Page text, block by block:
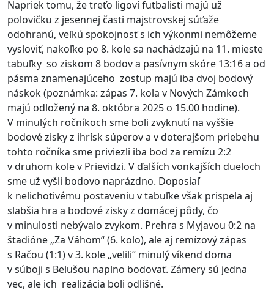
Napriek tomu, že treťo ligoví futbalisti majú už
polovičku z jesennej časti majstrovskej súťaže
odohranú, veľkú spokojnosť s ich výkonmi nemôžeme
vysloviť, nakoľko po 8. kole sa nachádzajú na 11. mieste
tabuľky so ziskom 8 bodov a pasívnym skóre 13:16 a od
pásma znamenajúceho zostup majú iba dvoj bodový
náskok (poznámka: zápas 7. kola v Nových Zámkoch
majú odložený na 8. októbra 2025 o 15.00 hodine).
V minulých ročníkoch sme boli zvyknutí na vyššie
bodové zisky z ihrísk súperov a v doterajšom priebehu
tohto ročníka sme priviezli iba bod za remízu 2:2
v druhom kole v Prievidzi. V ďalších vonkajších dueloch
sme už vyšli bodovo naprázdno. Doposiaľ
k nelichotivému postaveniu v tabuľke však prispela aj
slabšia hra a bodové zisky z domácej pôdy, čo
v minulosti nebývalo zvykom. Prehra s Myjavou 0:2 na
štadióne „Za Váhom“ (6. kolo), ale aj remízový zápas
s Račou (1:1) v 3. kole „velili“ minulý víkend doma
v súboji s Belušou naplno bodovať. Zámery sú jedna
vec, ale ich realizácia boli odlišné.